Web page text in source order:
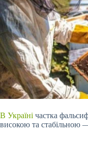
В Україні частка
високою та стабільною